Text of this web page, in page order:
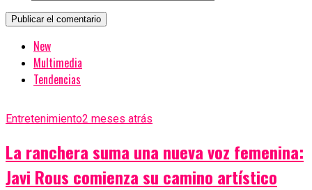
New
Multimedia
Tendencias
Entretenimiento2 meses atrás
La ranchera suma una nueva voz femenina:
Javi Rous comienza su camino artístico